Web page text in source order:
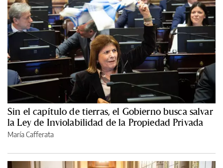
Sin el capítulo de tierras, el Gobierno busca salvar
la Ley de Inviolabilidad de la Propiedad Privada
María Cafferata